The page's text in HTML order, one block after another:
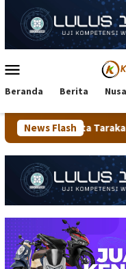
konten
Mobile
Beranda Berita
News Flash
Tarakan Kumpulkan